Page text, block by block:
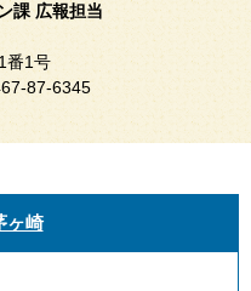
課 広報担当
番1号
87-6345
ヶ崎